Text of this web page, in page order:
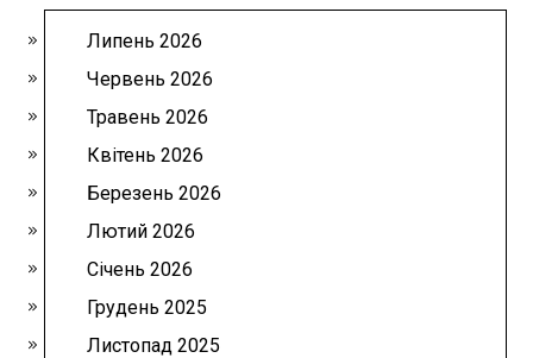
Липень 2026
Червень 2026
Травень 2026
Квітень 2026
Березень 2026
Лютий 2026
Січень 2026
Грудень 2025
Листопад 2025